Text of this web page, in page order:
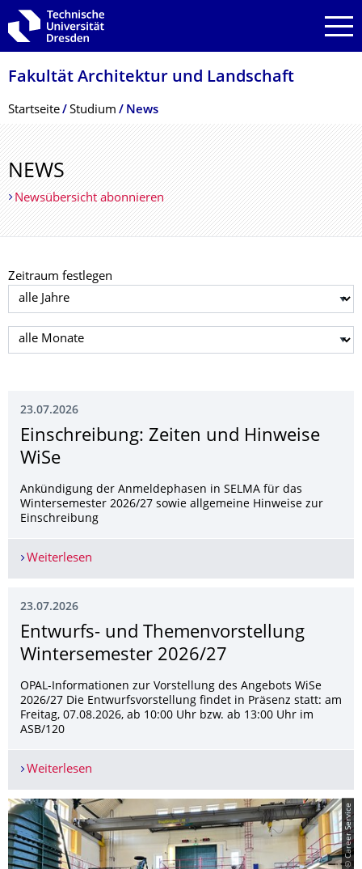
Zur Hauptnavigation springen
Zur Suche springen
Zum Inhalt springen
Fakultät Architektur und Landschaft
Breadcrumb-Menü
Startseite Studium News
NEWS
Newsübersicht abonnieren
Zeitraum festlegen
Jahr auswählen
Monat auswählen
23.07.2026
Einschreibung: Zeiten und Hinweise
WiSe
Ankündigung der Anmeldephasen in SELMA für das
Wintersemester 2026/27 sowie allgemeine Hinweise zur
Einschreibung
Weiterlesen
23.07.2026
Entwurfs- und Themenvorstellung
Wintersemester 2026/27
OPAL-Informationen zur Vorstellung des Angebots WiSe
2026/27 Die Entwurfsvorstellung findet in Präsenz statt: am
Freitag, 07.08.2026, ab 10:00 Uhr bzw. ab 13:00 Uhr im
ASB/120
Weiterlesen
© Career Service